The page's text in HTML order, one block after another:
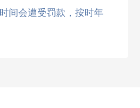
间会遭受罚款，按时年